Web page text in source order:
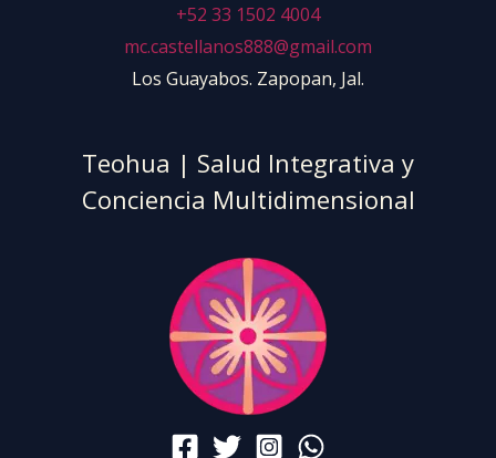
+52 33 1502 4004
mc.castellanos888@gmail.com
Los Guayabos. Zapopan, Jal.
Teohua | Salud Integrativa y
Conciencia Multidimensional